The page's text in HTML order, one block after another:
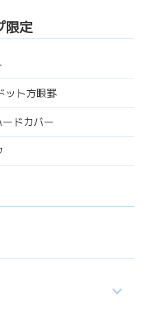
限定
ット方眼罫
ドカバー